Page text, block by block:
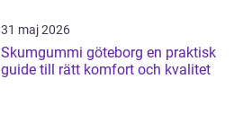
31 maj 2026
Skumgummi göteborg en praktisk
guide till rätt komfort och kvalitet